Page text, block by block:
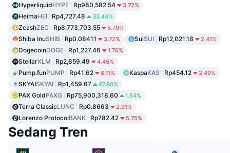
HyperliquidHYPE Rp980,582.54 3.72%
HeimaHEI Rp4,727.48 33.44%
ZcashZEC Rp8,773,703.55 5.79%
Shiba InuSHIB Rp0.08411 3.72% SuiSUI Rp12,021.18 2.41%
DogecoinDOGE Rp1,227.46 1.76%
StellarXLM Rp2,859.49 4.45%
Pump.funPUMP Rp41.62 8.11% KaspaKAS Rp454.12 2.49%
SKYAISKYAI Rp1,459.67 47.90%
PAX GoldPAXG Rp75,900,318.60 1.54%
Terra ClassicLUNC Rp0.8663 2.91%
Lorenzo ProtocolBANK Rp782.42 5.75%
Sedang Tren